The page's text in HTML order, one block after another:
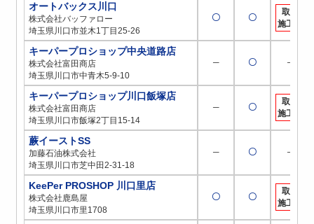
オートバックス川口
株式会社バッファロー
埼玉県川口市並木1丁目25-26
〇 〇
取扱
施工店
キーパープロショップ中央道路店
株式会社富田商店
埼玉県川口市中青木5-9-10
─ 〇 ─
キーパープロショップ川口飯塚店
株式会社富田商店
埼玉県川口市飯塚2丁目15-14
─ 〇
取扱
施工店
蕨イーストSS
加藤石油株式会社
埼玉県川口市芝中田2-31-18
─ 〇 ─
KeePer PROSHOP 川口里店
株式会社鹿島屋
埼玉県川口市里1708
〇 〇
取扱
施工店